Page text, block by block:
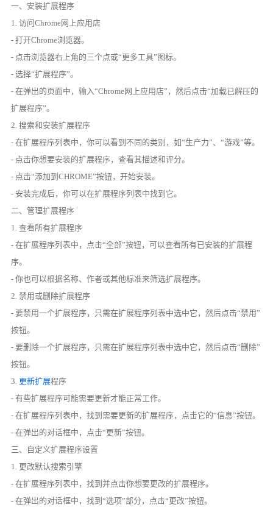
一、安装扩展程序
1. 访问Chrome网上应用店
- 打开Chrome浏览器。
- 点击浏览器右上角的三个点或“更多工具”图标。
- 选择“扩展程序”。
- 在弹出的页面中，输入“Chrome网上应用店”，然后点击“加载已解压的
扩展程序”。
2. 搜索和安装扩展程序
- 在扩展程序列表中，你可以看到不同的类别，如“生产力”、“游戏”等。
- 点击你想要安装的扩展程序，查看其描述和评分。
- 点击“添加到CHROME”按钮，开始安装。
- 安装完成后，你可以在扩展程序列表中找到它。
二、管理扩展程序
1. 查看所有扩展程序
- 在扩展程序列表中，点击“全部”按钮，可以查看所有已安装的扩展程
序。
- 你也可以根据名称、作者或其他标准来筛选扩展程序。
2. 禁用或删除扩展程序
- 要禁用一个扩展程序，只需在扩展程序列表中选中它，然后点击“禁用”
按钮。
- 要删除一个扩展程序，只需在扩展程序列表中选中它，然后点击“删除”
按钮。
3.更新扩展程序
- 有些扩展程序可能需要更新才能正常工作。
- 在扩展程序列表中，找到需要更新的扩展程序，点击它的“信息”按钮。
- 在弹出的对话框中，点击“更新”按钮。
三、自定义扩展程序设置
1. 更改默认搜索引擎
- 在扩展程序列表中，找到并点击你想要更改的扩展程序。
- 在弹出的对话框中，找到“选项”部分，点击“更改”按钮。